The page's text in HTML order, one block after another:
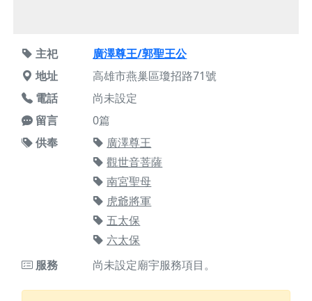
主祀
廣澤尊王/郭聖王公
地址
高雄市燕巢區瓊招路71號
電話
尚未設定
留言
0篇
供奉
廣澤尊王
觀世音菩薩
南宮聖母
虎爺將軍
五太保
六太保
服務
尚未設定廟宇服務項目。